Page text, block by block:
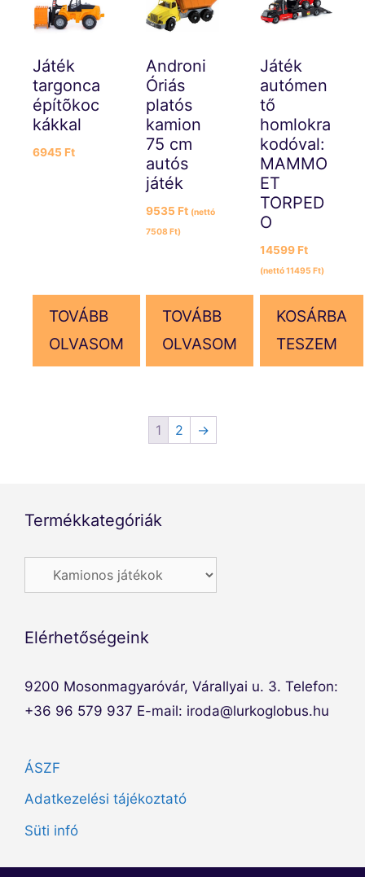
Játék
targonca
építõkoc
kákkal
6945 Ft
TOVÁBB
OLVASOM
Androni
Óriás
platós
kamion
75 cm
autós
játék
9535 Ft (nettó
7508Ft)
TOVÁBB
OLVASOM
Játék
autómen
tő
homlokra
kodóval:
MAMMO
ET
TORPED
O
14599 Ft
(nettó11495 Ft)
KOSÁRBA
TESZEM
1 2 →
Termékkategóriák
Elérhetőségeink
9200 Mosonmagyaróvár, Várallyai u. 3. Telefon:
+36 96 579 937 E-mail: iroda@lurkoglobus.hu
ÁSZF
Adatkezelési tájékoztató
Süti infó